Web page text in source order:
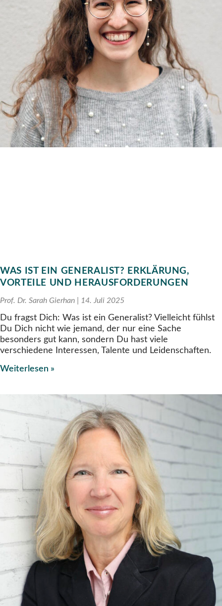
WAS IST EIN GENERALIST? ERKLÄRUNG,
VORTEILE UND HERAUSFORDERUNGEN
Prof. Dr. Sarah Gierhan 14. Juli 2025
Du fragst Dich: Was ist ein Generalist? Vielleicht fühlst
Du Dich nicht wie jemand, der nur eine Sache
besonders gut kann, sondern Du hast viele
verschiedene Interessen, Talente und Leidenschaften.
Weiterlesen »